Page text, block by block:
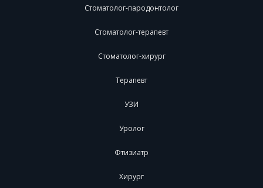
Стоматолог-пародонтолог
Стоматолог-терапевт
Стоматолог-хирург
Терапевт
УЗИ
Уролог
Фтизиатр
Хирург